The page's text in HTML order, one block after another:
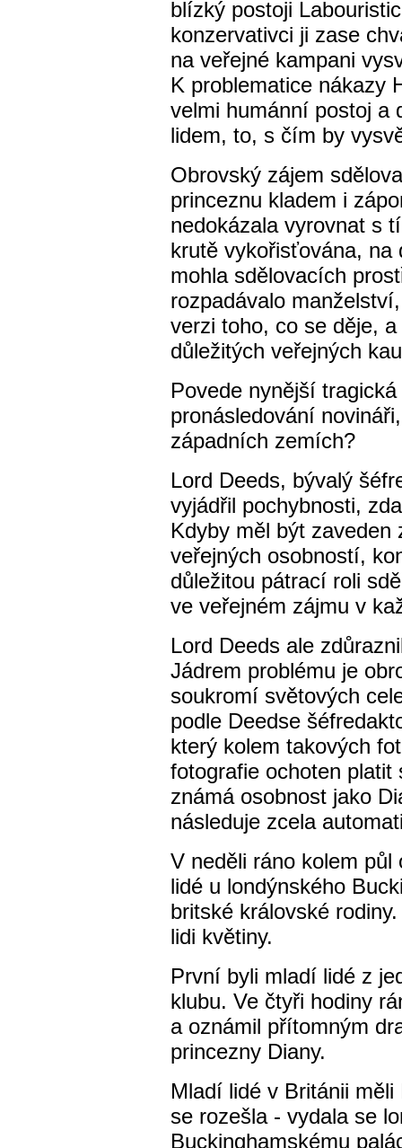
blízký postoji
konzervativci ji zase
na veřejné kampani
K problematice nákazy
velmi humánní postoj a
lidem, to, s čím by
Obrovský zájem
princeznu kladem i
nedokázala vyrovnat s
krutě vykořisťována, na
mohla sdělovacích
rozpadávalo
verzi toho, co se děje,
důležitých veřejných
Povede nynější
pronásledování
západních zemích?
Lord Deeds, bývalý
vyjádřil pochybnosti,
Kdyby měl být
veřejných osobností,
důležitou pátrací roli
ve veřejném zájmu v
Lord Deeds ale
Jádrem problému je
soukromí světových
podle Deedse
který kolem takových
fotografie ochoten
známá osobnost jako
následuje zcela
V neděli ráno kolem
lidé u londýnského
britské královské
lidi květiny.
První byli mladí lidé z
klubu. Ve čtyři hodiny
a oznámil přítomným
princezny Diany.
Mladí lidé v Británii
se rozešla - vydala se
Buckinghamskému